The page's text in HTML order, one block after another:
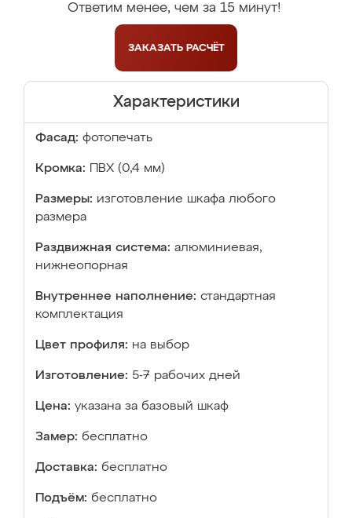
Ответим менее, чем за 15 минут!
ЗАКАЗАТЬ РАСЧЁТ
Характеристики
Фасад: фотопечать
Кромка: ПВХ (0,4 мм)
Размеры: изготовление шкафа любого
размера
Раздвижная система: алюминиевая,
нижнеопорная
Внутреннее наполнение: стандартная
комплектация
Цвет профиля: на выбор
Изготовление: 5-7 рабочих дней
Цена: указана за базовый шкаф
Замер: бесплатно
Доставка: бесплатно
Подъём: бесплатно